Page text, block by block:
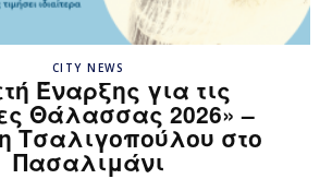
CITY NEWS
Έναρξης για τις
Θάλασσας 2026» –
Τσαλιγοπούλου στο
Πασαλιμάνι